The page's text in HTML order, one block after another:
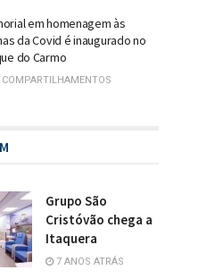
em homenagem às
da Covid é inaugurado no
do Carmo
COMPARTILHAMENTOS
Grupo São
Cristóvão chega a
Itaquera
7 ANOS ATRÁS